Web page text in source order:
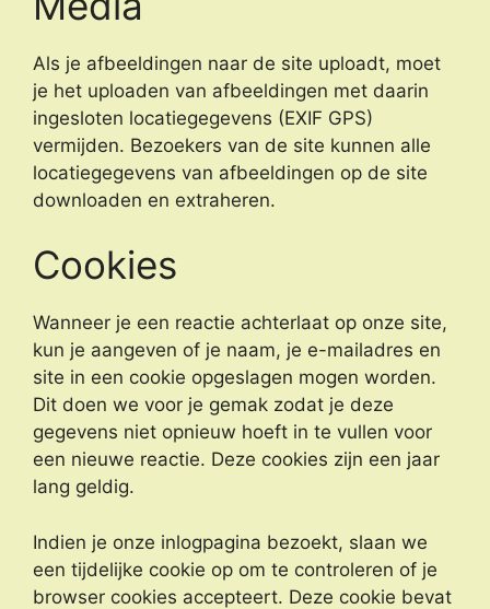
Als je afbeeldingen naar de site uploadt, moet
je het uploaden van afbeeldingen met daarin
ingesloten locatiegegevens (EXIF GPS)
vermijden. Bezoekers van de site kunnen alle
locatiegegevens van afbeeldingen op de site
downloaden en extraheren.
Cookies
Wanneer je een reactie achterlaat op onze site,
kun je aangeven of je naam, je e-mailadres en
site in een cookie opgeslagen mogen worden.
Dit doen we voor je gemak zodat je deze
gegevens niet opnieuw hoeft in te vullen voor
een nieuwe reactie. Deze cookies zijn een jaar
lang geldig.
Indien je onze inlogpagina bezoekt, slaan we
een tijdelijke cookie op om te controleren of je
browser cookies accepteert. Deze cookie bevat